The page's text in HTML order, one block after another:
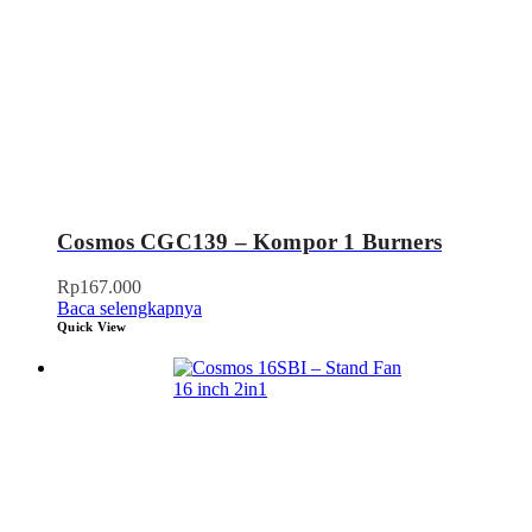
Cosmos CGC139 – Kompor 1 Burners
Rp167.000
Baca selengkapnya
Quick View